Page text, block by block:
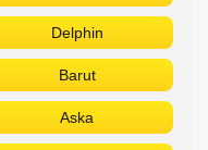
Delphin
Barut
Aska